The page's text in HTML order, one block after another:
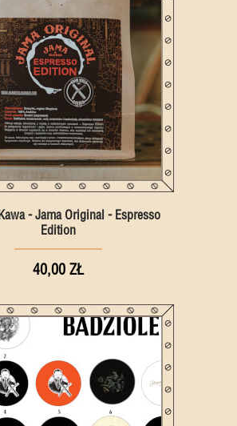
- Jama Original - Espresso
Edition
40,00 ZŁ